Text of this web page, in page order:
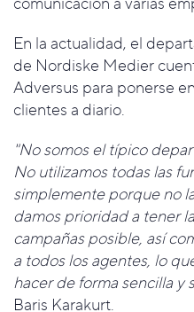
En la actualidad, el
de Nordiske Medier
Adversus para ponerse
clientes a diario.
"No somos el típico
No utilizamos todas las
simplemente porque no
damos prioridad a tener
campañas posible, así
a todos los agentes, lo
hacer de forma sencilla y
Baris Karakurt.